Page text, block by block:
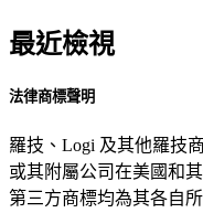
最近檢視
法律商標聲明
羅技、Logi 及其他羅技
或其附屬公司在美國和
第三方商標均為其各自